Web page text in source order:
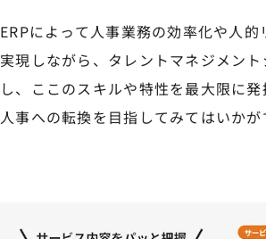
ERPによって人事業務の効率化や人的
実現しながら、タレントマネジメン
し、ここのスキルや特性を最大限に
人事への転換を目指してみてはいかが